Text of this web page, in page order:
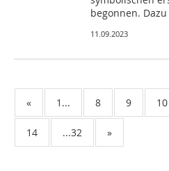
begonnen.
11.09.2023
« 1... 8 9 10
14 ...32 »